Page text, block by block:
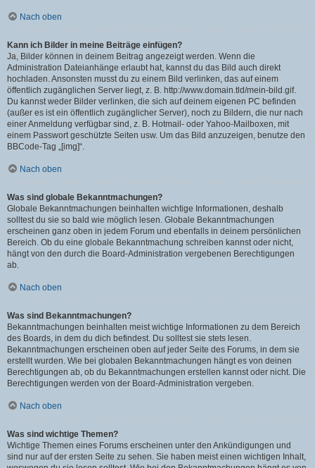
Nach oben
Kann ich Bilder in meine Beiträge einfügen?
Ja, Bilder können in deinem Beitrag angezeigt werden. Wenn die
Administration Dateianhänge erlaubt hat, kannst du das Bild auch direkt
hochladen. Ansonsten musst du zu einem Bild verlinken, das auf einem
öffentlich zugänglichen Server liegt, z. B. http://www.domain.tld/mein-bild.gif.
Du kannst weder Bilder verlinken, die sich auf deinem eigenen PC befinden
(außer es ist ein öffentlich zugänglicher Server), noch zu Bildern, die nur nach
einer Anmeldung verfügbar sind, z. B. Hotmail- oder Yahoo-Mailboxen, mit
einem Passwort geschützte Seiten usw. Um das Bild anzuzeigen, benutze den
BBCode-Tag „[img]“.
Nach oben
Was sind globale Bekanntmachungen?
Globale Bekanntmachungen beinhalten wichtige Informationen, deshalb
solltest du sie so bald wie möglich lesen. Globale Bekanntmachungen
erscheinen ganz oben in jedem Forum und ebenfalls in deinem persönlichen
Bereich. Ob du eine globale Bekanntmachung schreiben kannst oder nicht,
hängt von den durch die Board-Administration vergebenen Berechtigungen
ab.
Nach oben
Was sind Bekanntmachungen?
Bekanntmachungen beinhalten meist wichtige Informationen zu dem Bereich
des Boards, in dem du dich befindest. Du solltest sie stets lesen.
Bekanntmachungen erscheinen oben auf jeder Seite des Forums, in dem sie
erstellt wurden. Wie bei globalen Bekanntmachungen hängt es von deinen
Berechtigungen ab, ob du Bekanntmachungen erstellen kannst oder nicht. Die
Berechtigungen werden von der Board-Administration vergeben.
Nach oben
Was sind wichtige Themen?
Wichtige Themen eines Forums erscheinen unter den Ankündigungen und
sind nur auf der ersten Seite zu sehen. Sie haben meist einen wichtigen Inhalt,